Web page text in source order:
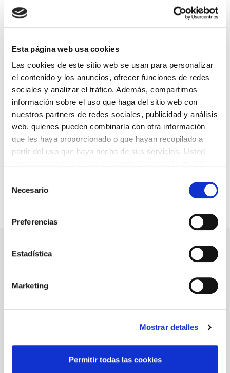
Esta página web usa cookies
Las cookies de este sitio web se usan para personalizar
el contenido y los anuncios, ofrecer funciones de redes
sociales y analizar el tráfico. Además, compartimos
información sobre el uso que haga del sitio web con
nuestros partners de redes sociales, publicidad y análisis
web, quienes pueden combinarla con otra información
que les haya proporcionado o que hayan recopilado a
partir del uso que haya hecho de sus servicios. Usted
Necesario
Preferencias
Estadística
Marketing
Mostrar detalles
Permitir todas las cookies